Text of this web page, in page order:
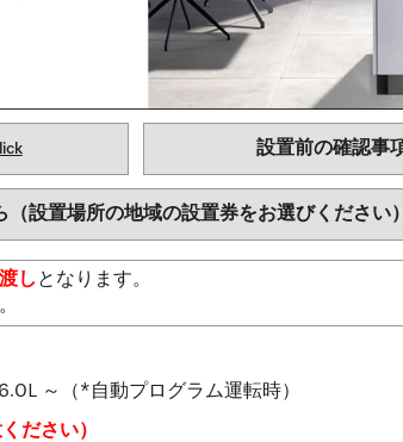
設置前の確認事
（設置場所の地域の設置券をお選びください
し となります。
～（*自動プログラム運転時）
ださい）